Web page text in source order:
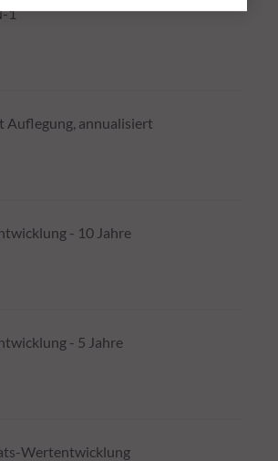
1
annualisiert
- 10 Jahre
- 5 Jahre
Wertentwicklung